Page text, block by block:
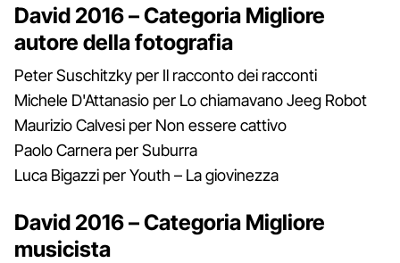
David 2016 – Categoria Migliore
autore della fotografia
Peter Suschitzky per Il racconto dei racconti
Michele D'Attanasio per Lo chiamavano Jeeg Robot
Maurizio Calvesi per Non essere cattivo
Paolo Carnera per Suburra
Luca Bigazzi per Youth – La giovinezza
David 2016 – Categoria Migliore
musicista